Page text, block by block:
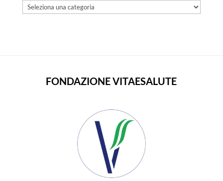
Categorie
FONDAZIONE VITAESALUTE